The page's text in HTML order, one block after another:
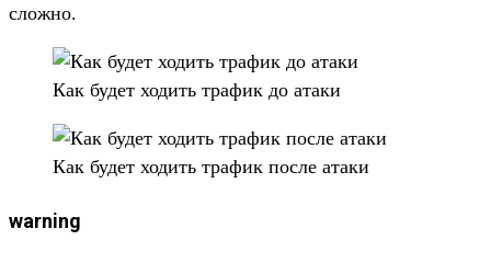
слож­но.
Как будет ходить тра­фик до ата­ки
Как будет ходить тра­фик пос­ле ата­ки
warning